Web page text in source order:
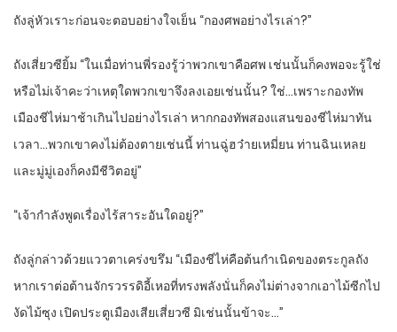
ถังลู่หัวเราะก่อนจะตอบอย่างใจเย็น “กองศพอย่างไรเล่า?”
ถังเสี่ยวซียิ้ม “ในเมื่อท่านพี่รองรู้ว่าพวกเขาคือศพ เช่นนั้นก็คงพอจะรู้ใช่
หรือไม่เจ้าคะว่าเหตุใดพวกเขาจึงลงเอยเช่นนั้น? ใช่…เพราะกองทัพ
เมืองชีไห่มาช้าเกินไปอย่างไรเล่า หากกองทัพสองแสนของชีไห่มาทัน
เวลา…พวกเขาคงไม่ต้องตายเช่นนี้ ท่านฉู่ฮว๋ายเหมี่ยน ท่านฉินเหลย
และมู่มู่เองก็คงมีชีวิตอยู่”
“เจ้ากำลังพูดเรื่องไร้สาระอันใดอยู่?”
ถังลู่กล่าวด้วยแววตาเคร่งขรึม “เมืองชีไห่คือต้นกำเนิดของตระกูลถัง
หากเราต่อต้านจักรวรรดิอี้เหอที่ทรงพลังนั่นก็คงไม่ต่างจากเอาไม้ซีกไป
งัดไม้ซุง เปิดประตูเมืองเสียเสี่ยวซี มิเช่นนั้นข้าจะ…”